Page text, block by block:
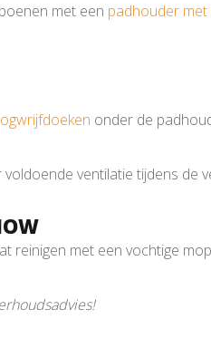
met een padhouder
onder de
ventilatie tijdens de
reinigen met een vochtige